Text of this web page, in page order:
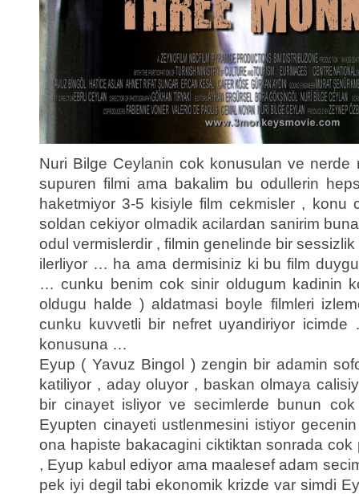
Nuri Bilge Ceylanin cok konusulan ve
supuren filmi ama bakalim bu odullerin
haketmiyor 3-5 kisiyle film cekmisler , konu
soldan cekiyor olmadik acilardan sanirim
odul vermislerdir , filmin genelinde bir
ilerliyor … ha ama dermisiniz ki bu film
… cunku benim cok sinir oldugum kadinin
oldugu halde ) aldatmasi boyle filmleri
cunku kuvvetli bir nefret uyandiriyor
konusuna …
Eyup ( Yavuz Bingol ) zengin bir adamin
katiliyor , aday oluyor , baskan olmaya
bir cinayet isliyor ve secimlerde bunun
Eyupten cinayeti ustlenmesini istiyor
ona hapiste bakacagini ciktiktan sonrada
, Eyup kabul ediyor ama maalesef adam
pek iyi degil tabi ekonomik krizde var simdi